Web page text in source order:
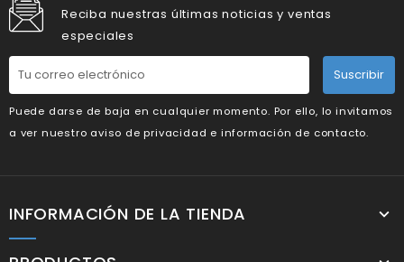
Reciba nuestras últimas noticias y ventas
especiales
Suscribir
Puede darse de baja en cualquier momento. Por ello, lo invitamos
a ver nuestro aviso de privacidad e información de contacto.
INFORMACIÓN DE LA TIENDA